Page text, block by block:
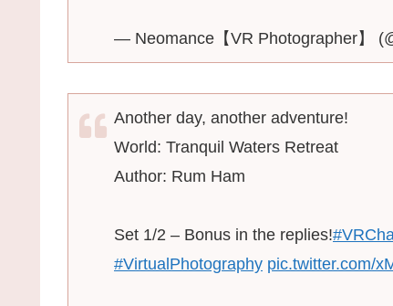
— Neomance【VR Photographer】
Another day, another adventure!
World: Tranquil Waters Retreat
Author: Rum Ham
Set 1/2 – Bonus in the replies!
#VirtualPhotography pic.twitter.com/